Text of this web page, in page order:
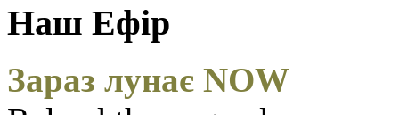
Наш Ефір
Зараз лунає NOW